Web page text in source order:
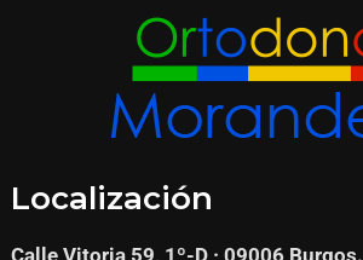
Localización